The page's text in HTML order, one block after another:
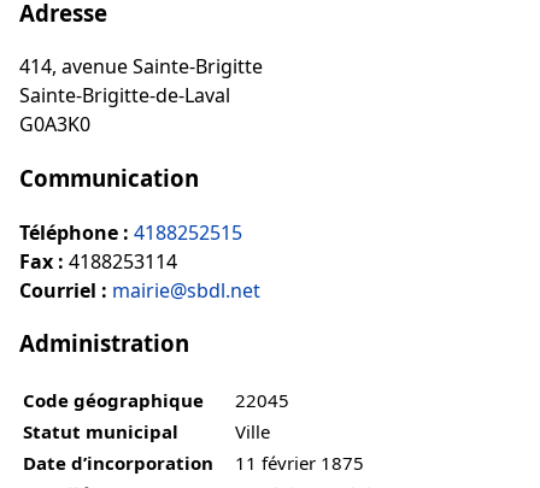
Adresse
414, avenue Sainte-Brigitte
Sainte-Brigitte-de-Laval
G0A3K0
Communication
Téléphone : 4188252515
Fax : 4188253114
Courriel : mairie@sbdl.net
Administration
Code géographique
22045
Statut municipal
Ville
Date d’incorporation
11 février 1875